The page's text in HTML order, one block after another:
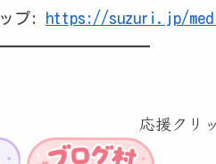
プ: https://suzuri.jp/
応援クリ